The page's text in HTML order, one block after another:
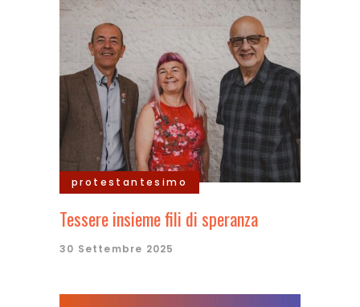
protestantesimo
Tessere insieme fili di speranza
30 Settembre 2025